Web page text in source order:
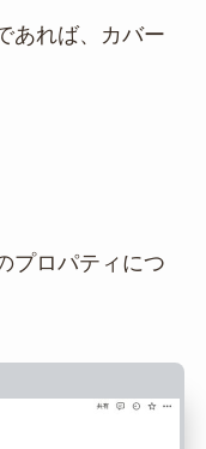
あれば、カバー
プロパティにつ